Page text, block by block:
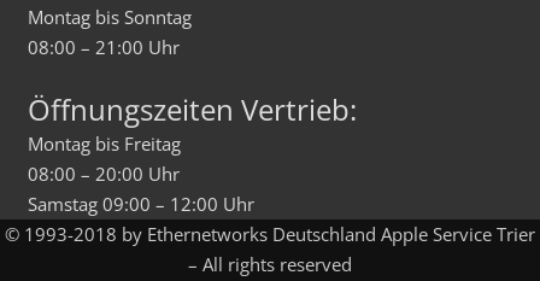
Montag bis Sonntag
08:00 – 21:00 Uhr
Öffnungszeiten Vertrieb:
Montag bis Freitag
08:00 – 20:00 Uhr
Samstag 09:00 – 12:00 Uhr
© 1993-2018 by Ethernetworks Deutschland Apple Service Trier
– All rights reserved